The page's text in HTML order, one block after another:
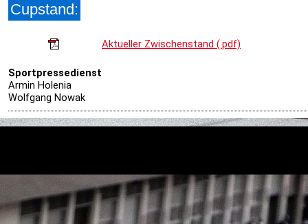
Cupstand:
Aktueller Zwischenstand (.pdf)
Sportpressedienst
Armin Holenia
Wolfgang Nowak